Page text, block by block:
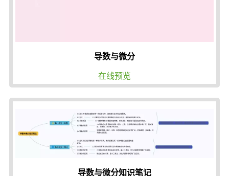
导数与微分
在线预览
导数与微分知识笔记